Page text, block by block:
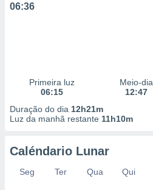
06:36
Primeira luz
06:15
Meio-dia
12:47
Duração do dia 12h21m
Luz da manhã restante 11h10m
Caléndario Lunar
Seg Ter Qua Qui